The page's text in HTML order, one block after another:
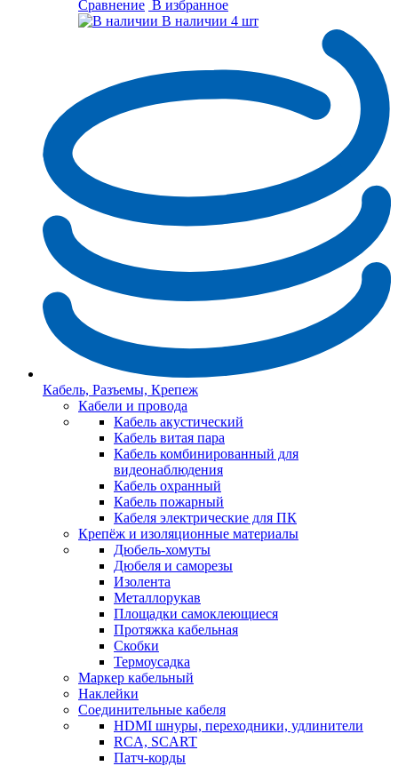
Сравнение В избранное
В наличии 4 шт
Кабель, Разъемы, Крепеж
Кабели и провода
Кабель акустический
Кабель витая пара
Кабель комбинированный для
видеонаблюдения
Кабель охранный
Кабель пожарный
Кабеля электрические для ПК
Крепёж и изоляционные материалы
Дюбель-хомуты
Дюбеля и саморезы
Изолента
Металлорукав
Площадки самоклеющиеся
Протяжка кабельная
Скобки
Термоусадка
Маркер кабельный
Наклейки
Соединительные кабеля
HDMI шнуры, переходники, удлинители
RCA, SCART
Патч-корды